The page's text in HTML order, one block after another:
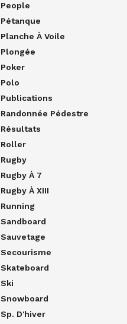
People
Pétanque
Planche À Voile
Plongée
Poker
Polo
Publications
Randonnée Pédestre
Résultats
Roller
Rugby
Rugby À 7
Rugby À XIII
Running
Sandboard
Sauvetage
Secourisme
Skateboard
Ski
Snowboard
Sp. D'hiver